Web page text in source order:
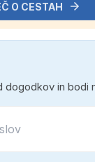
O CESTAH
dogodkov in bodi